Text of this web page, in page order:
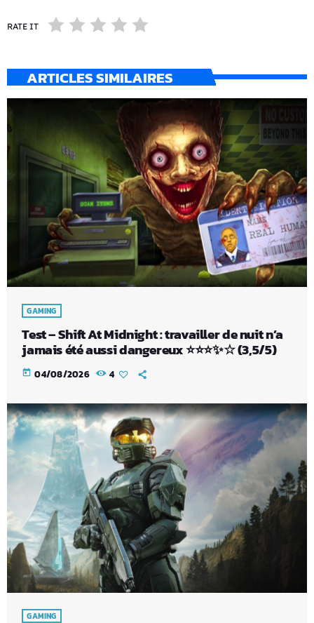
RATE IT
ARTICLES SIMILAIRES
GAMING
Test – Shift At Midnight : travailler de nuit n’a
jamais été aussi dangereux ⭐⭐⭐✨☆ (3,5/5)
today 04/08/2026 4
GAMING